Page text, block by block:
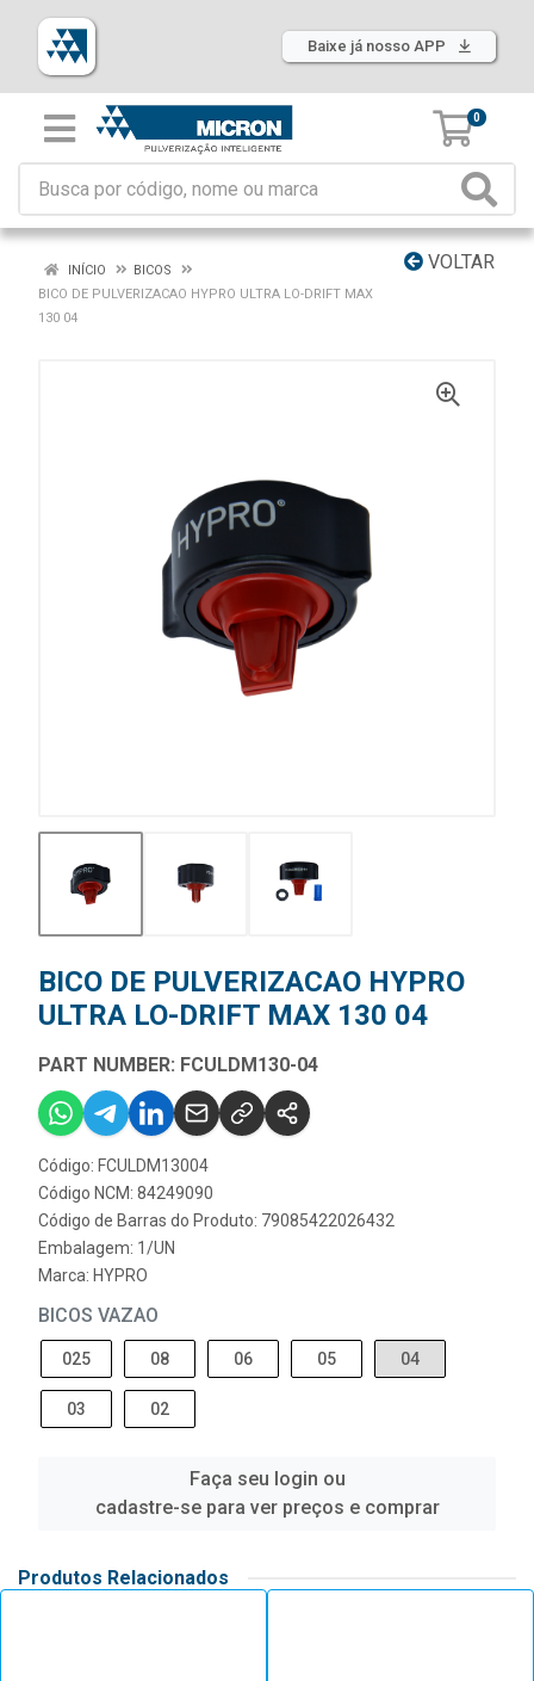
Baixe já nosso APP
0
VOLTAR
INÍCIO
BICOS
BICO DE PULVERIZACAO HYPRO ULTRA LO-DRIFT MAX
130 04
BICO DE PULVERIZACAO HYPRO
ULTRA LO-DRIFT MAX 130 04
PART NUMBER: FCULDM130-04
Código: FCULDM13004
Código NCM: 84249090
Código de Barras do Produto: 79085422026432
Embalagem: 1/UN
Marca: HYPRO
BICOS VAZAO
025 08 06 05 04
03 02
Faça seu login ou
cadastre-se para ver preços e comprar
Produtos Relacionados